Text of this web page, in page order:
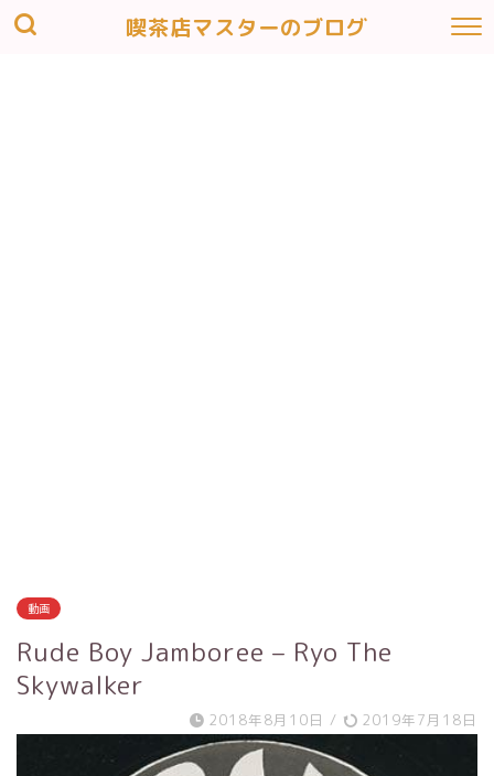
喫茶店マスターのブログ
動画
Rude Boy Jamboree – Ryo The
Skywalker
2018年8月10日 / 2019年7月18日